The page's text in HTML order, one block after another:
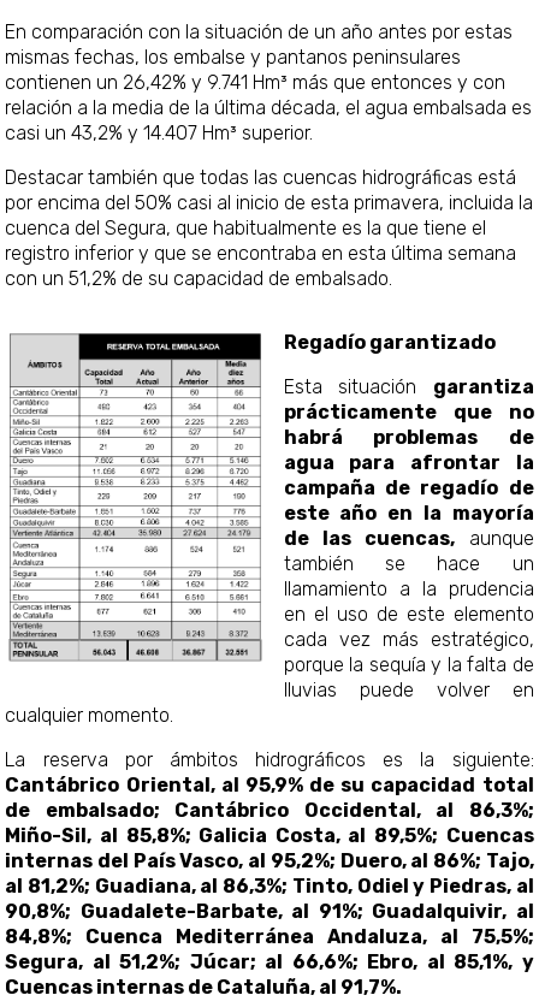
En comparación con la situación de un año antes por estas
mismas fechas, los embalse y pantanos peninsulares
contienen un 26,42% y 9.741 Hm³ más que entonces y con
relación a la media de la última década, el agua embalsada es
casi un 43,2% y 14.407 Hm³ superior.
Destacar también que todas las cuencas hidrográficas est
por encima del 50% casi al inicio de esta primavera, incluida la
cuenca del Segura, que habitualmente es la que tiene el
registro inferior y que se encontraba en esta última semana
con un 51,2% de su capacidad de embalsado.
Regadío garantizado
Esta situación garantiza
prácticamente que no
habrá problemas de
agua para afrontar la
campaña de regadío de
este año en la mayoría
de las cuencas,aunque
también se hace un
llamamiento a la prudencia
en el uso de este elemento
cada vez más estratégico,
porque la sequía y la falta de
lluvias puede volver en
cualquier momento.
La reserva por ámbitos hidrográficos es la siguiente:
Cantábrico Oriental, al 95,9% de su capacidad total
de embalsado; Cantábrico Occidental, al 86,3%;
Miño-Sil, al 85,8%; Galicia Costa, al 89,5%; Cuencas
internas del País Vasco, al 95,2%; Duero, al 86%; Tajo,
al 81,2%; Guadiana, al 86,3%; Tinto, Odiel y Piedras, al
90,8%; Guadalete-Barbate, al 91%; Guadalquivir, al
84,8%; Cuenca Mediterránea Andaluza, al 75,5%;
Segura, al 51,2%; Júcar; al 66,6%; Ebro, al 85,1%, y
Cuencas internas de Cataluña, al 91,7%.